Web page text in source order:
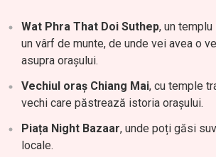
Wat Phra That Doi Suthep, un
un vârf de munte, de unde vei avea o
asupra orașului.
Vechiul oraș Chiang Mai, cu temple
vechi care păstrează istoria orașului.
Piața Night Bazaar, unde poți găsi
locale.